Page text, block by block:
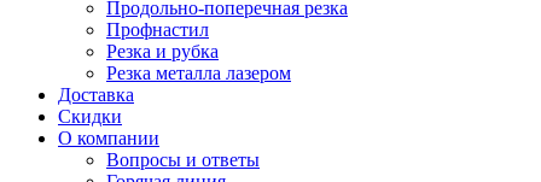
Продольно-поперечная резка
Профнастил
Резка и рубка
Резка металла лазером
Доставка
Скидки
О компании
Вопросы и ответы